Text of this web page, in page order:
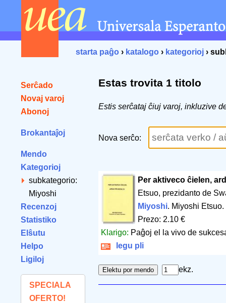
starta paĝo › katalogo › kategorioj ›
Serĉado
Novaj varoj
Abonoj
Brokantaĵoj
Mendo
Kategorioj
subkategorio:
Miyoshi
Recenzoj
Statistiko
Elŝutu
Helpo
Ligiloj
SPECIALA
OFERTO!
Estas trovita 1 titolo
Estis serĉataj ĉiuj varoj, inkluzive
Nova serĉo:
Per aktiveco ĉielen,
Etsuo, prezidanto de
Miyoshi. Miyoshi
Prezo: 2.10 €
Klarigo: Paĝoj el la vivo de
legu pli
ekz.